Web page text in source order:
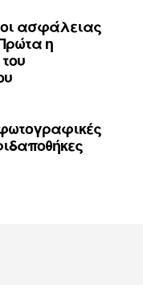
ασφάλειας
η